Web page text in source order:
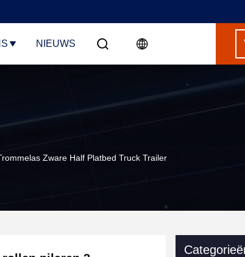
NIEUWS
Zware Half Platbed Truck Trailer